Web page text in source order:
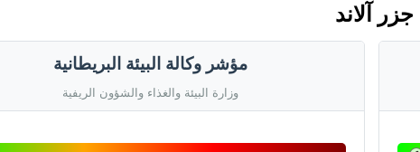
مؤشر وكالة البيئة البريطانية
وزارة البيئة والغذاء والشؤون الريفية